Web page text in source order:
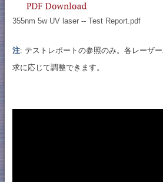
355nm 5w UV laser -- Test Report.pdf
注: テストレポートの参照のみ。各レーザ
求に応じて調整できます。